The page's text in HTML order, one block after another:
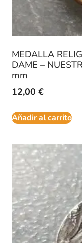
MEDALLA
DAME –
mm
12,00 €
Añadir al carrito